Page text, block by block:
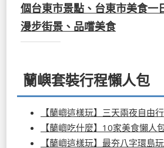
個台東市景點、台東市美食一
漫步街景、品嚐美食
蘭嶼套裝行程懶人包
【蘭嶼這樣玩】三天兩夜自由行
【蘭嶼吃什麼】10家美食懶人
【蘭嶼這樣玩】最夯八字環島